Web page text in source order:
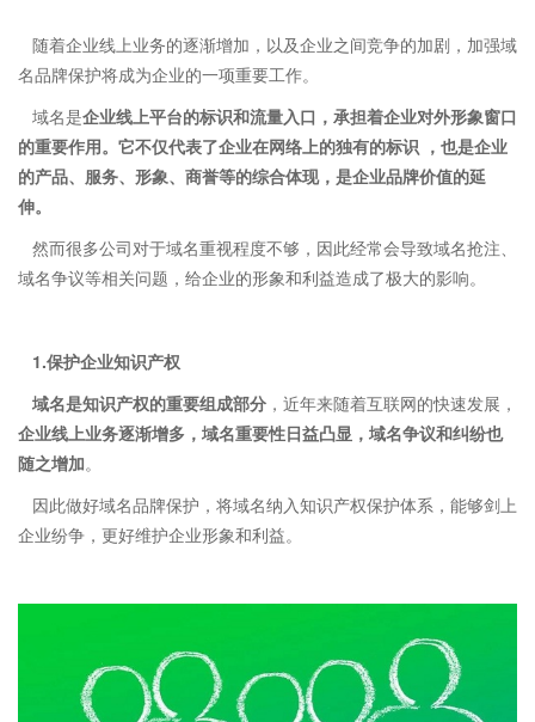
随着企业线上业务的逐渐增加，以及企业之间竞争的加剧，加强域
名品牌保护将成为企业的一项重要工作。
域名是企业线上平台的标识和流量入口，承担着企业对外形象窗口
的重要作用。它不仅代表了企业在网络上的独有的标识 ，也是企业
的产品、服务、形象、商誉等的综合体现，是企业品牌价值的延
伸。
然而很多公司对于域名重视程度不够，因此经常会导致域名抢注、
域名争议等相关问题，给企业的形象和利益造成了极大的影响。
1.保护企业知识产权
域名是知识产权的重要组成部分 ，近年来随着互联网的快速发展，
企业线上业务逐渐增多，域名重要性日益凸显，域名争议和纠纷也
随之增加。
因此做好域名品牌保护，将域名纳入知识产权保护体系，能够剑上
企业纷争，更好维护企业形象和利益。